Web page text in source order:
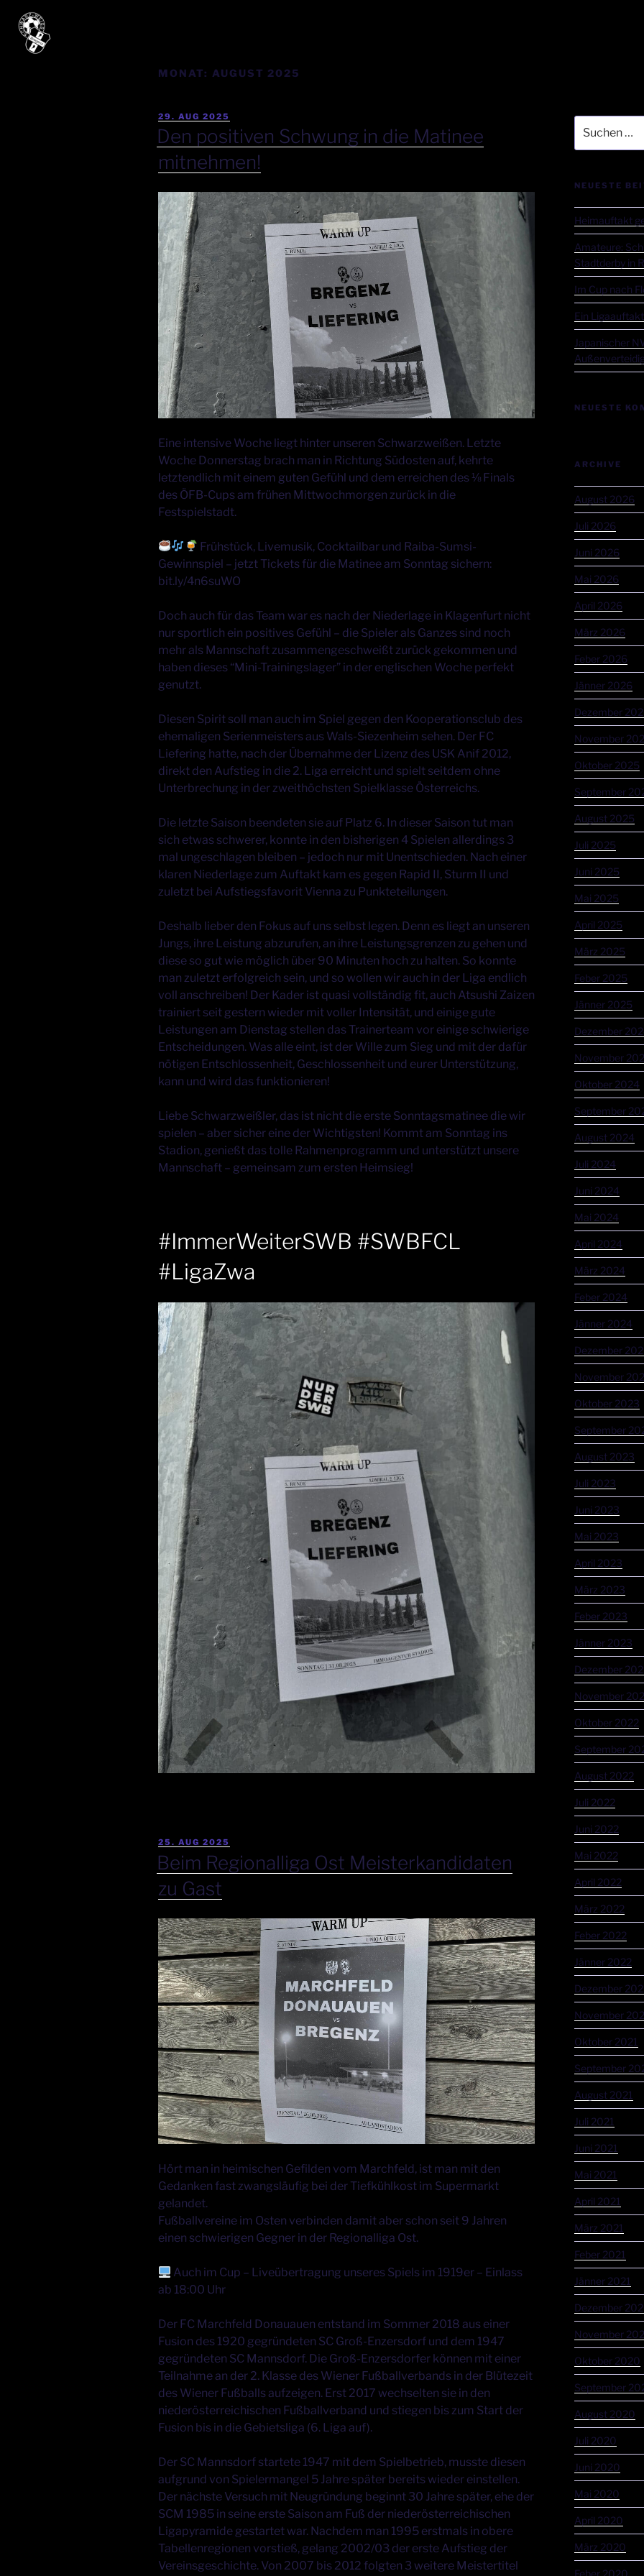
MONAT: AUGUST 2025
29. AUG 2025
Den positiven Schwung in die Matinee
mitnehmen!
Eine intensive Woche liegt hinter unseren Schwarzweißen. Letzte
Woche Donnerstag brach man in Richtung Südosten auf, kehrte
letztendlich mit einem guten Gefühl und dem erreichen des ⅛ Finals
des ÖFB-Cups am frühen Mittwochmorgen zurück in die
Festspielstadt.
Frühstück, Livemusik, Cocktailbar und Raiba-Sumsi-
Gewinnspiel – jetzt Tickets für die Matinee am Sonntag sichern:
bit.ly/4n6suWO
Doch auch für das Team war es nach der Niederlage in Klagenfurt nicht
nur sportlich ein positives Gefühl – die Spieler als Ganzes sind noch
mehr als Mannschaft zusammengeschweißt zurück gekommen und
haben dieses “Mini-Trainingslager” in der englischen Woche perfekt
genutzt.
Diesen Spirit soll man auch im Spiel gegen den Kooperationsclub des
ehemaligen Serienmeisters aus Wals-Siezenheim sehen. Der FC
Liefering hatte, nach der Übernahme der Lizenz des USK Anif 2012,
direkt den Aufstieg in die 2. Liga erreicht und spielt seitdem ohne
Unterbrechung in der zweithöchsten Spielklasse Österreichs.
Die letzte Saison beendeten sie auf Platz 6. In dieser Saison tut man
sich etwas schwerer, konnte in den bisherigen 4 Spielen allerdings 3
mal ungeschlagen bleiben – jedoch nur mit Unentschieden. Nach einer
klaren Niederlage zum Auftakt kam es gegen Rapid II, Sturm II und
zuletzt bei Aufstiegsfavorit Vienna zu Punkteteilungen.
Deshalb lieber den Fokus auf uns selbst legen. Denn es liegt an unseren
Jungs, ihre Leistung abzurufen, an ihre Leistungsgrenzen zu gehen und
diese so gut wie möglich über 90 Minuten hoch zu halten. So konnte
man zuletzt erfolgreich sein, und so wollen wir auch in der Liga endlich
voll anschreiben! Der Kader ist quasi vollständig fit, auch Atsushi Zaizen
trainiert seit gestern wieder mit voller Intensität, und einige gute
Leistungen am Dienstag stellen das Trainerteam vor einige schwierige
Entscheidungen. Was alle eint, ist der Wille zum Sieg und mit der dafür
nötigen Entschlossenheit, Geschlossenheit und eurer Unterstützung,
kann und wird das funktionieren!
Liebe Schwarzweißler, das ist nicht die erste Sonntagsmatinee die wir
spielen – aber sicher eine der Wichtigsten! Kommt am Sonntag ins
Stadion, genießt das tolle Rahmenprogramm und unterstützt unsere
Mannschaft – gemeinsam zum ersten Heimsieg!
#ImmerWeiterSWB #SWBFCL
#LigaZwa
25. AUG 2025
Beim Regionalliga Ost Meisterkandidaten
zu Gast
Hört man in heimischen Gefilden vom Marchfeld, ist man mit den
Gedanken fast zwangsläufig bei der Tiefkühlkost im Supermarkt
gelandet.
Fußballvereine im Osten verbinden damit aber schon seit 9 Jahren
einen schwierigen Gegner in der Regionalliga Ost.
Auch im Cup – Liveübertragung unseres Spiels im 1919er – Einlass
ab 18:00 Uhr
Der FC Marchfeld Donauauen entstand im Sommer 2018 aus einer
Fusion des 1920 gegründeten SC Groß-Enzersdorf und dem 1947
gegründeten SC Mannsdorf. Die Groß-Enzersdorfer können mit einer
Teilnahme an der 2. Klasse des Wiener Fußballverbands in der Blütezeit
des Wiener Fußballs aufzeigen. Erst 2017 wechselten sie in den
niederösterreichischen Fußballverband und stiegen bis zum Start der
Fusion bis in die Gebietsliga (6. Liga auf).
Der SC Mannsdorf startete 1947 mit dem Spielbetrieb, musste diesen
aufgrund von Spielermangel 5 Jahre später bereits wieder einstellen.
Der nächste Versuch mit Neugründung beginnt 30 Jahre später, ehe der
SCM 1985 in seine erste Saison am Fuß der niederösterreichischen
Ligapyramide gestartet war. Nachdem man 1995 erstmals in obere
Tabellenregionen vorstieß, gelang 2002/03 der erste Aufstieg der
Vereinsgeschichte. Von 2007 bis 2012 folgten 3 weitere Meistertitel
NEUESTE
Heimauftakt
Amateure:
Stadtderby in
Im Cup nach
Ein
Japanischer
NEUESTE
ARCHIVE
August 2026
Juli 2026
Juni 2026
Mai 2026
April 2026
März 2026
Feber 2026
Jänner 2026
Dezember
November
Oktober 2025
September
August 2025
Juli 2025
Juni 2025
Mai 2025
April 2025
März 2025
Feber 2025
Jänner 2025
Dezember
November
Oktober 2024
September
August 2024
Juli 2024
Juni 2024
Mai 2024
April 2024
März 2024
Feber 2024
Jänner 2024
Dezember
November
Oktober 2023
September
August 2023
Juli 2023
Juni 2023
Mai 2023
April 2023
März 2023
Feber 2023
Jänner 2023
Dezember
November
Oktober 2022
September
August 2022
Juli 2022
Juni 2022
Mai 2022
April 2022
März 2022
Feber 2022
Jänner 2022
Dezember
November
Oktober 2021
September
August 2021
Juli 2021
Juni 2021
Mai 2021
April 2021
März 2021
Feber 2021
Jänner 2021
Dezember
November
Oktober 2020
September
August 2020
Juli 2020
Juni 2020
Mai 2020
April 2020
März 2020
Feber 2020